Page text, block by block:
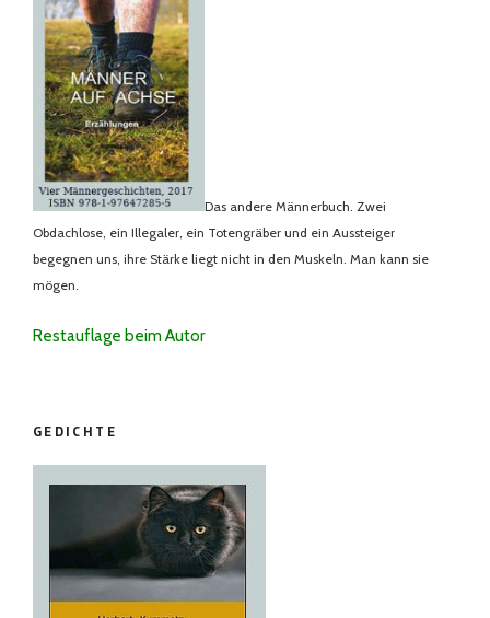
Das andere Männerbuch. Zwei
Obdachlose, ein Illegaler, ein Totengräber und ein Aussteiger
begegnen uns, ihre Stärke liegt nicht in den Muskeln. Man kann sie
mögen.
Restauflage beim Autor
GEDICHTE